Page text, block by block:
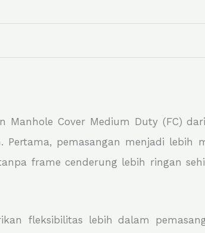
Manhole Cover Medium Duty (FC)
Pertama, pemasangan menjadi
frame cenderung lebih ringan
fleksibilitas lebih dalam